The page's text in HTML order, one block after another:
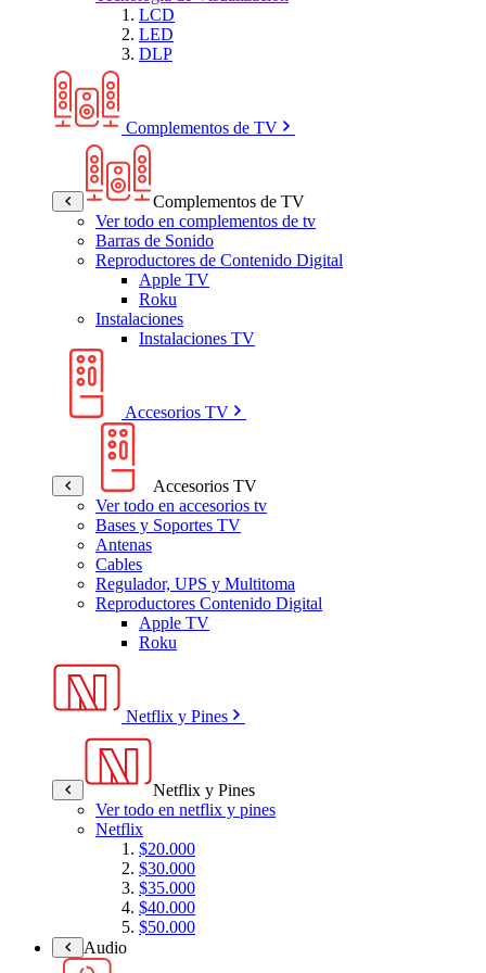
LCD
LED
DLP
Complementos de TV
Complementos de TV
Ver todo en complementos de tv
Barras de Sonido
Reproductores de Contenido Digital
Apple TV
Roku
Instalaciones
Instalaciones TV
Accesorios TV
Accesorios TV
Ver todo en accesorios tv
Bases y Soportes TV
Antenas
Cables
Regulador, UPS y Multitoma
Reproductores Contenido Digital
Apple TV
Roku
Netflix y Pines
Netflix y Pines
Ver todo en netflix y pines
Netflix
$20.000
$30.000
$35.000
$40.000
$50.000
Audio